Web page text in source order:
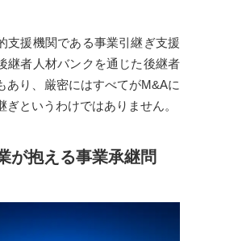
支援機関である事業引継ぎ支援
継者人材バンクを通じた後継者
あり、厳密にはすべてがM&Aに
ぎというわけではありません。
が抱える事業承継問